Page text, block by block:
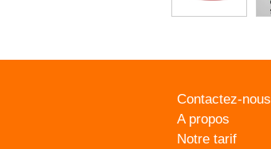
Contactez-nous
A propos
Notre tarif